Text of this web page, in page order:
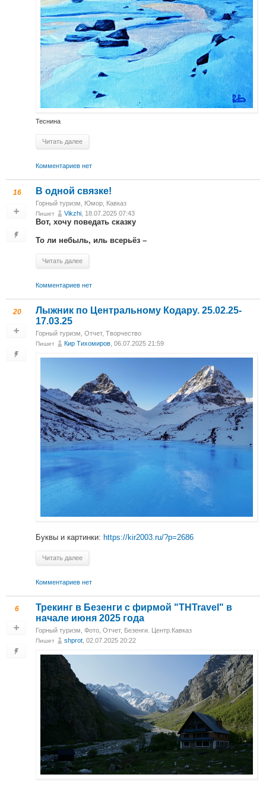
Теснина
Читать далее
Комментариев нет
16 В одной связке!
Горный туризм Юмор Кавказ
Пишет Vikzhi , 18.07.2025 07:43
Вот, хочу поведать сказку
То ли небыль, иль всерьёз –
Читать далее
Комментариев нет
20
Лыжник по Центральному Кодару. 25.02.25-
17.03.25
Горный туризм Отчет, Творчество
Пишет Кир Тихомиров , 06.07.2025 21:59
Буквы и картинки: https://kir2003.ru/?p=2686
Читать далее
Комментариев нет
6
Трекинг в Безенги с фирмой "THTravel" в
начале июня 2025 года
Горный туризм, Фото, Отчет, Безенги. Центр.Кавказ
Пишет shprot, 02.07.2025 20:22